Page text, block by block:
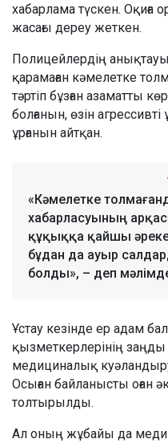
хабарлама түскен. Оқиға
жасағы дереу жеткен.
Полицейлердің
қарамаған кәмелетке
тәртіп бұзған азаматты
болғанын, өзін
ұрғанын айтқан.
«Кәмелетке
хабарласуының
құқыққа қайшы
бұдан да ауыр
болды», – деп
Ұстау кезінде ер адам
қызметкерлерінің заңды
медициналық
Осыған байланысты оған
толтырылды.
Ал оның жұбайы да